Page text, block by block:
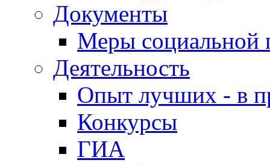
Документы
Меры социальной
Деятельность
Опыт лучших - в
Конкурсы
ГИА